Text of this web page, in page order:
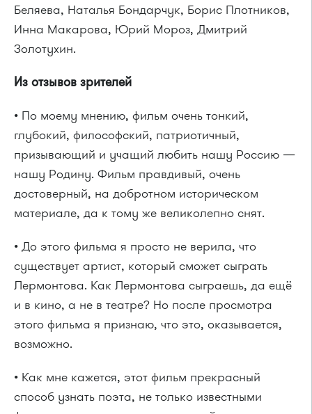
Беляева, Наталья Бондарчук, Борис Плотников,
Инна Макарова, Юрий Мороз, Дмитрий
Золотухин.
Из отзывов зрителей
• По моему мнению, фильм очень тонкий,
глубокий, философский, патриотичный,
призывающий и учащий любить нашу Россию —
нашу Родину. Фильм правдивый, очень
достоверный, на добротном историческом
материале, да к тому же великолепно снят.
• До этого фильма я просто не верила, что
существует артист, который сможет сыграть
Лермонтова. Как Лермонтова сыграешь, да ещё
и в кино, а не в театре? Но после просмотра
этого фильма я признаю, что это, оказывается,
возможно.
• Как мне кажется, этот фильм прекрасный
способ узнать поэта, не только известными